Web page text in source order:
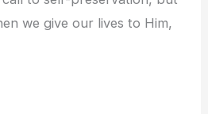
we give our lives to Him,